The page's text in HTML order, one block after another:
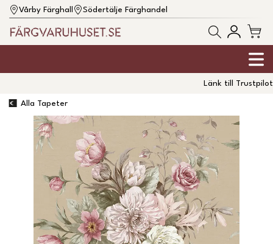
Vårby Färghall Södertälje Färghandel
Länk till Trustpilot
Alla Tapeter